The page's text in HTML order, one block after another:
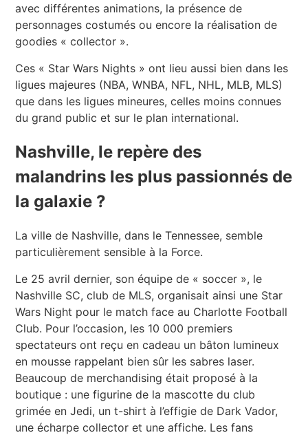
avec différentes animations, la présence de
personnages costumés ou encore la réalisation de
goodies « collector ».
Ces « Star Wars Nights » ont lieu aussi bien dans les
ligues majeures (NBA, WNBA, NFL, NHL, MLB, MLS)
que dans les ligues mineures, celles moins connues
du grand public et sur le plan international.
Nashville, le repère des
malandrins les plus passionnés de
la galaxie ?
La ville de Nashville, dans le Tennessee, semble
particulièrement sensible à la Force.
Le 25 avril dernier, son équipe de « soccer », le
Nashville SC, club de MLS, organisait ainsi une Star
Wars Night pour le match face au Charlotte Football
Club. Pour l’occasion, les 10 000 premiers
spectateurs ont reçu en cadeau un bâton lumineux
en mousse rappelant bien sûr les sabres laser.
Beaucoup de merchandising était proposé à la
boutique : une figurine de la mascotte du club
grimée en Jedi, un t-shirt à l’effigie de Dark Vador,
une écharpe collector et une affiche. Les fans